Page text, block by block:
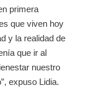
primera
que viven hoy
y la realidad de
que ir al
nuestro
expuso Lidia.